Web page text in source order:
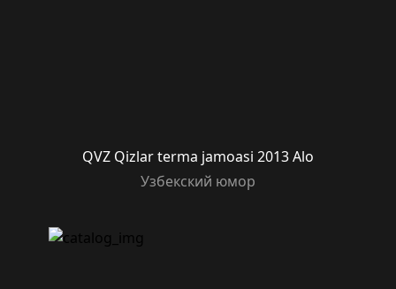
QVZ Qizlar terma jamoasi 2013 Alo
Узбекский юмор